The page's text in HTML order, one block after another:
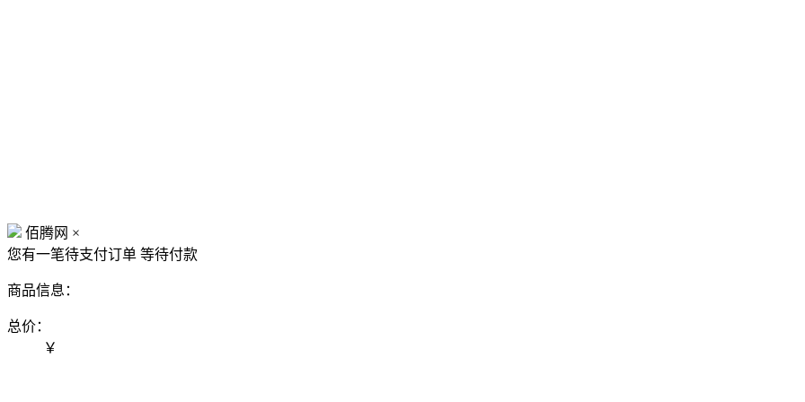
佰腾网 ×
您有一笔待支付订单 等待付款
商品信息：
总价：
￥